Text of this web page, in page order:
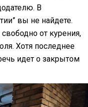
В
вы не найдете.
от курения,
Хотя последнее
идет о закрытом